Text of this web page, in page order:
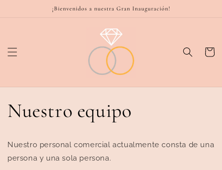
directamente¡Bienvenidos a nuestra Gran Inauguración!
Carrito
Nuestro equipo
Nuestro personal comercial actualmente consta de una
persona y una sola persona.